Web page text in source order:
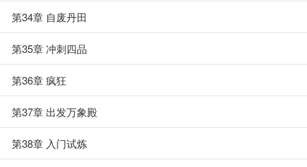
第34章 自废丹田
第35章 冲刺四品
第36章 疯狂
第37章 出发万象殿
第38章 入门试炼